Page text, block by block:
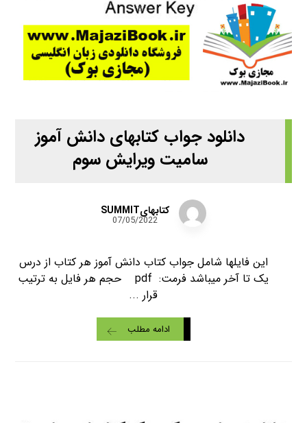
دانلود جواب کتابهای دانش آموز
سامیت ویرایش سوم
کتابهایSUMMIT
07/05/2022
این فایلها شامل جواب کتاب دانش آموز هر کتاب از درس
یک تا آخر میباشد فرمت: pdf حجم هر فایل به ترتیب
قرار ...
ادامه مطلب